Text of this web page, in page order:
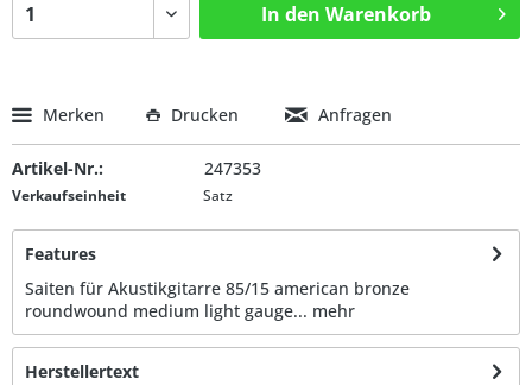
In den Warenkorb
Merken Drucken Anfragen
Artikel-Nr.: 247353
Verkaufseinheit Satz
Features
Saiten für Akustikgitarre 85/15 american bronze
roundwound medium light gauge... mehr
Herstellertext